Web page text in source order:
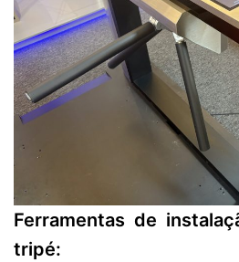
Ferramentas de
tripé: